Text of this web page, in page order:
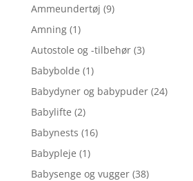
Ammeundertøj (9)
Amning (1)
Autostole og -tilbehør (3)
Babybolde (1)
Babydyner og babypuder (24)
Babylifte (2)
Babynests (16)
Babypleje (1)
Babysenge og vugger (38)